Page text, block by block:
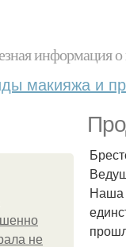
информация
макияжа и
не
Наша